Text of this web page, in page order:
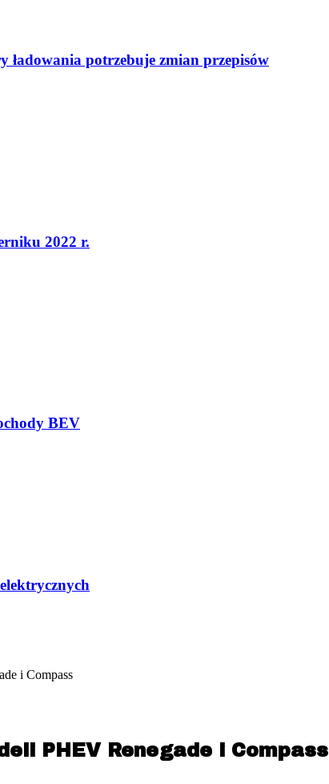
potrzebuje zmian przepisów
2022 r.
BEV
i Compass
PHEV Renegade i Compass